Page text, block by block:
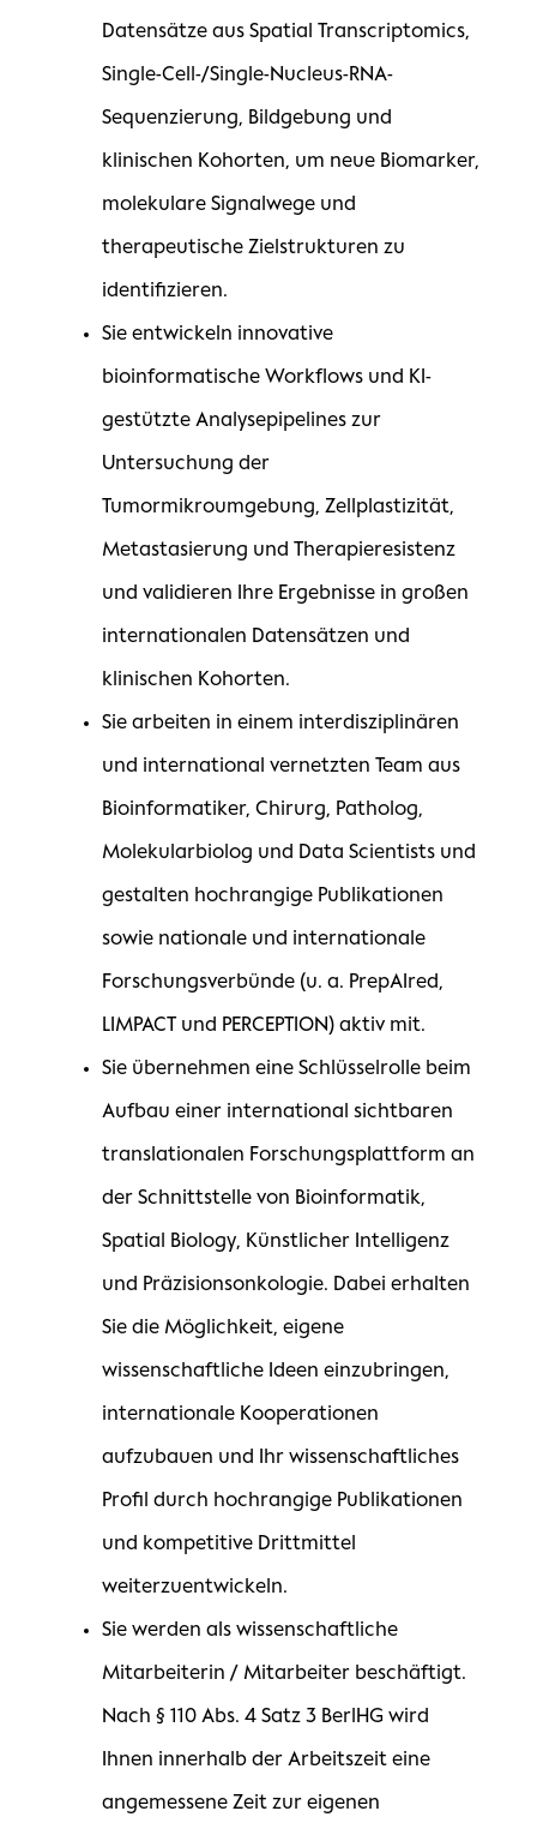
Datensätze aus Spatial Transcriptomics,
Single-Cell-/Single-Nucleus-RNA-
Sequenzierung, Bildgebung und
klinischen Kohorten, um neue Biomarker,
molekulare Signalwege und
therapeutische Zielstrukturen zu
identifizieren.
Sie entwickeln innovative
bioinformatische Workflows und KI-
gestützte Analysepipelines zur
Untersuchung der
Tumormikroumgebung, Zellplastizität,
Metastasierung und Therapieresistenz
und validieren Ihre Ergebnisse in großen
internationalen Datensätzen und
klinischen Kohorten.
Sie arbeiten in einem interdisziplinären
und international vernetzten Team aus
Bioinformatiker, Chirurg, Patholog,
Molekularbiolog und Data Scientists und
gestalten hochrangige Publikationen
sowie nationale und internationale
Forschungsverbünde (u. a. PrepAIred,
LIMPACT und PERCEPTION) aktiv mit.
Sie übernehmen eine Schlüsselrolle beim
Aufbau einer international sichtbaren
translationalen Forschungsplattform an
der Schnittstelle von Bioinformatik,
Spatial Biology, Künstlicher Intelligenz
und Präzisionsonkologie. Dabei erhalten
Sie die Möglichkeit, eigene
wissenschaftliche Ideen einzubringen,
internationale Kooperationen
aufzubauen und Ihr wissenschaftliches
Profil durch hochrangige Publikationen
und kompetitive Drittmittel
weiterzuentwickeln.
Sie werden als wissenschaftliche
Mitarbeiterin / Mitarbeiter beschäftigt.
Nach § 110 Abs. 4 Satz 3 BerlHG wird
Ihnen innerhalb der Arbeitszeit eine
angemessene Zeit zur eigenen